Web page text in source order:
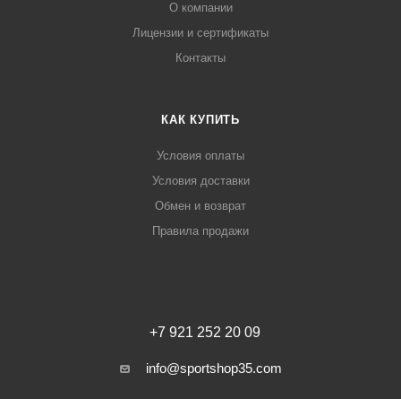
О компании
Лицензии и сертификаты
Контакты
КАК КУПИТЬ
Условия оплаты
Условия доставки
Обмен и возврат
Правила продажи
+7 921 252 20 09
info@sportshop35.com